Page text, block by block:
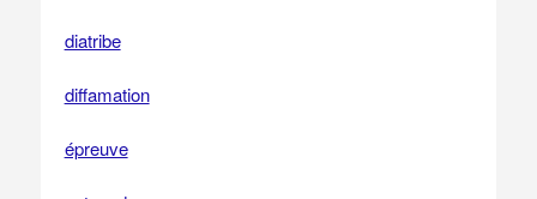
diatribe
diffamation
épreuve